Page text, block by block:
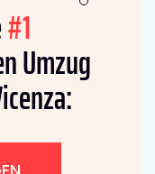
#1
Umzug